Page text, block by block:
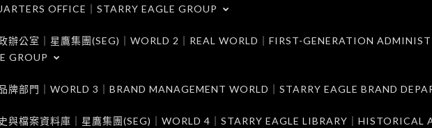
OFFICE｜STARRY EAGLE GROUP
辦公室｜星鷹集團(SEG)｜WORLD 2｜REAL WORLD｜FIRST-GENERATION
GROUP
牌部門｜WORLD 3｜BRAND MANAGEMENT WORLD｜STARRY EAGLE BRAND
與檔案資料庫｜星鷹集團(SEG)｜WORLD 4｜STARRY EAGLE LIBRARY｜HISTORICAL